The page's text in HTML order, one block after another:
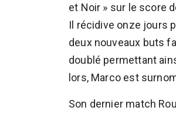
et Noir » sur le score
Il récidive onze jours
deux nouveaux buts
doublé permettant
lors, Marco est
Son dernier match